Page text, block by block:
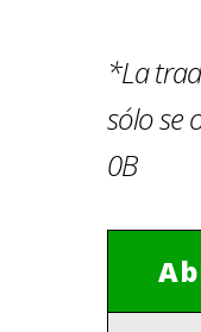
*La
sólo se
0B